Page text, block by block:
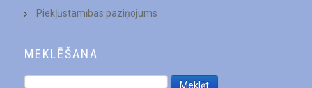
Piekļūstamības paziņojums
MEKLĒŠANA